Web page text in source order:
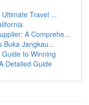
Travel ...
A Comprehe...
Buka Jangkau...
to Winning
Detailed Guide